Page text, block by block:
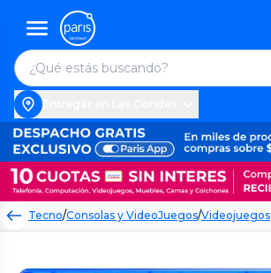
Tecno/Consolas y VideoJuegos/Videojuegos